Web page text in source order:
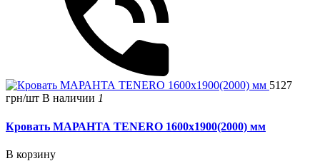
5127
грн/шт В наличии 1
Кровать МАРАНТА TЕNERO 1600x1900(2000) мм
В корзину